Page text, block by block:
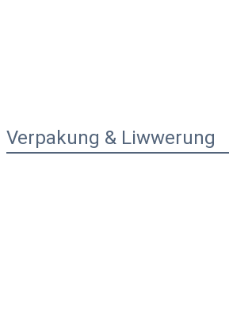
Verpakung & Liwwerung